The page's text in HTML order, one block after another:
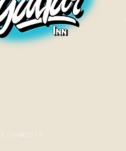
INN©2019